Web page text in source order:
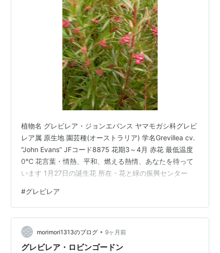
植物名 グレビレア・ジョンエバンス ヤマモガシ科グレビ
レア属 原生地 園芸種(オーストラリア) 学名Grevillea cv.
“John Evans” JFコード8875 花期3～4月 赤花 最低温度
0℃ 花言葉・情熱、平和、燃える熱情、あなたを待って
います 1月27日の誕生花 所在・花と緑の振興センター
#グレビレア
morimori1313のブログ • 9ヶ月前
グレビレア・ロビンゴードン